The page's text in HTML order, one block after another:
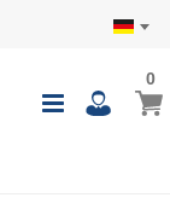
00